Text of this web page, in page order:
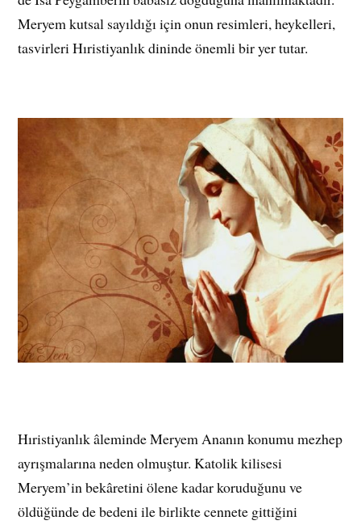
Meryem kutsal sayıldığı için onun resimleri, heykelleri,
tasvirleri Hıristiyanlık dininde önemli bir yer tutar.
Hıristiyanlık âleminde Meryem Ananın konumu mezhep
ayrışmalarına neden olmuştur. Katolik kilisesi
Meryem’in bekâretini ölene kadar koruduğunu ve
öldüğünde de bedeni ile birlikte cennete gittiğini